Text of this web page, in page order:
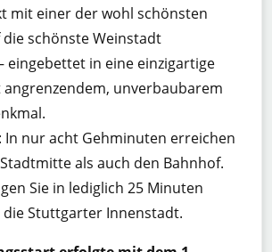
mit einer der wohl schönsten
schönste Weinstadt
eingebettet in eine einzigartige
angrenzendem, unverbaubarem
In nur acht Gehminuten erreichen
als auch den Bahnhof.
Sie in lediglich 25 Minuten
Stuttgarter Innenstadt.